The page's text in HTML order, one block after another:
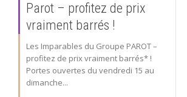
Parot – profitez de prix
vraiment barrés !
Les Imparables du Groupe PAROT –
profitez de prix vraiment barrés* !
Portes ouvertes du vendredi 15 au
dimanche...